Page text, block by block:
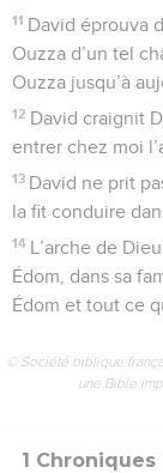
11 David éprouva
Ouzza d’un tel
Ouzza jusqu’à
12 David craignit
entrer chez moi
13 David ne prit
la fit conduire
14 L’arche de
Édom, dans sa
Édom et tout ce
© Société biblique
une Bible
1 Chroniques